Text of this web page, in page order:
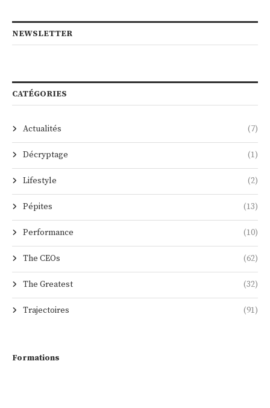
NEWSLETTER
CATÉGORIES
Actualités (7)
Décryptage (1)
Lifestyle (2)
Pépites (13)
Performance (10)
The CEOs (62)
The Greatest (32)
Trajectoires (91)
Formations